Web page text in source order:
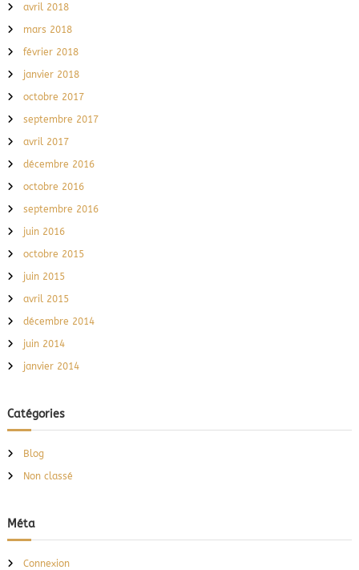
avril 2018
mars 2018
février 2018
janvier 2018
octobre 2017
septembre 2017
avril 2017
décembre 2016
octobre 2016
septembre 2016
juin 2016
octobre 2015
juin 2015
avril 2015
décembre 2014
juin 2014
janvier 2014
Catégories
Blog
Non classé
Méta
Connexion